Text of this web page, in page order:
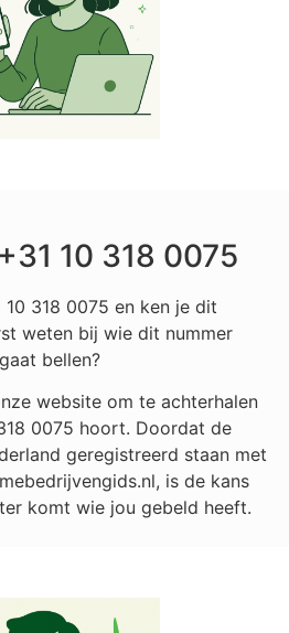
10 318 0075
318 0075 en ken je dit
weten bij wie dit nummer
bellen?
website om te achterhalen
0075 hoort. Doordat de
geregistreerd staan met
is de kans
komt wie jou gebeld heeft.